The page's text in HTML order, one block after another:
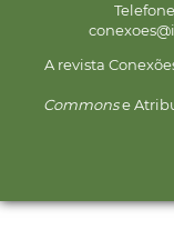
A revista
Commonse